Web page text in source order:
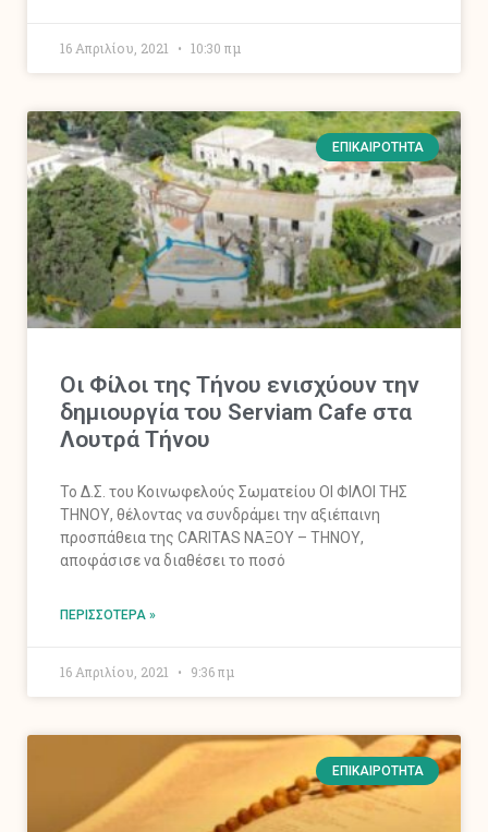
16 Απριλίου, 2021 10:30 πμ
ΕΠΙΚΑΙΡΌΤΗΤΑ
Οι Φίλοι της Τήνου ενισχύουν την
δημιουργία του Serviam Cafe στα
Λουτρά Τήνου
Το Δ.Σ. του Κοινωφελούς Σωματείου ΟΙ ΦΙΛΟΙ ΤΗΣ
ΤΗΝΟΥ, θέλοντας να συνδράμει την αξιέπαινη
προσπάθεια της CARITAS ΝΑΞΟΥ – ΤΗΝΟΥ,
αποφάσισε να διαθέσει το ποσό
ΠΕΡΙΣΣΌΤΕΡΑ »
16 Απριλίου, 2021 9:36 πμ
ΕΠΙΚΑΙΡΌΤΗΤΑ